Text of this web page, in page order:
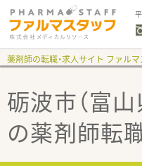
薬剤師の転職・求人サイト ファル
砺波市（富
の薬剤師転